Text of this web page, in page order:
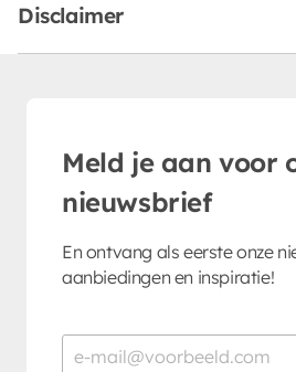
Disclaimer
Meld je aan voor
nieuwsbrief
En ontvang als eerste onze
aanbiedingen en inspiratie!